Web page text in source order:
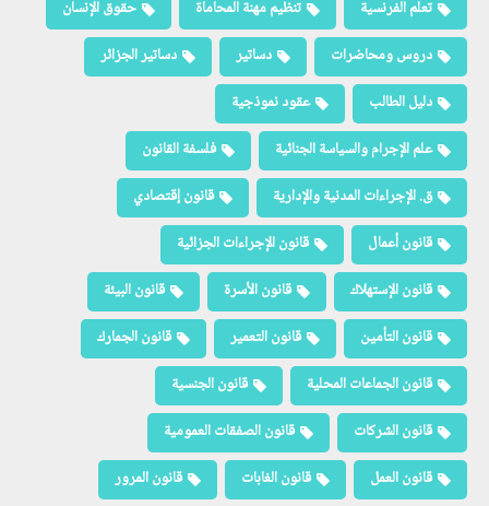
تعلم الفرنسية تنظيم مهنة المحاماة
حقوق الإنسان
دروس ومحاضرات
دساتير
دساتير الجزائر
دليل الطالب
عقود نموذجية
علم الإجرام والسياسة الجنائية
فلسفة القانون
ق. الإجراءات المدنية والإدارية
قانون إقتصادي
قانون أعمال
قانون الإجراءات الجزائية
قانون الإستهلاك
قانون الأسرة
قانون البيئة
قانون التأمين
قانون التعمير
قانون الجمارك
قانون الجماعات المحلية
قانون الجنسية
قانون الشركات
قانون الصفقات العمومية
قانون العمل
قانون الغابات
قانون المرور